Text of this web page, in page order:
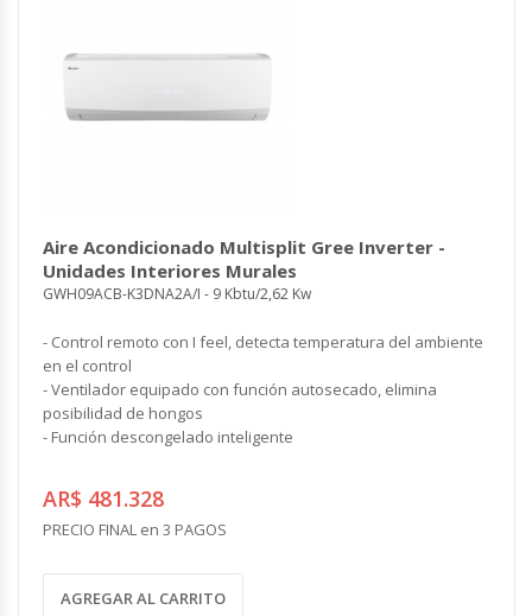
Aire Acondicionado Multisplit Gree Inverter -
Unidades Interiores Murales
GWH09ACB-K3DNA2A/I - 9 Kbtu/2,62 Kw
- Control remoto con I feel, detecta temperatura del ambiente
en el control
- Ventilador equipado con función autosecado, elimina
posibilidad de hongos
- Función descongelado inteligente
AR$ 481.328
PRECIO FINAL en 3 PAGOS
AGREGAR AL CARRITO